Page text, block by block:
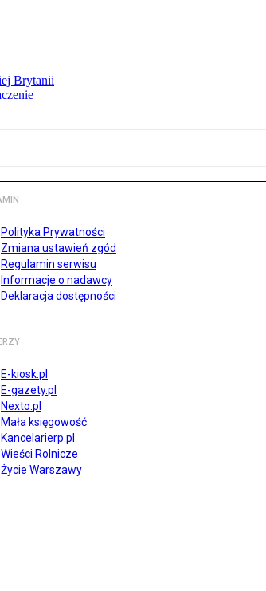
Brytanii
Polityka Prywatności
Zmiana ustawień zgód
Regulamin serwisu
Informacje o nadawcy
Deklaracja dostępności
E-kiosk.pl
E-gazety.pl
Nexto.pl
Mała księgowość
Kancelarierp.pl
Wieści Rolnicze
Życie Warszawy